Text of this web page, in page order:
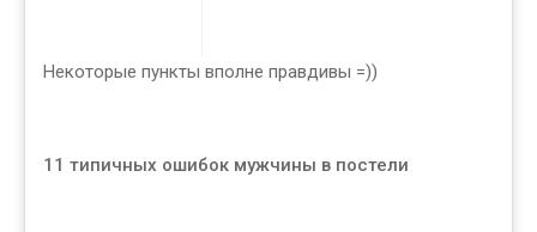
Некоторые пункты вполне правдивы =))
11 типичных ошибок мужчины в постели